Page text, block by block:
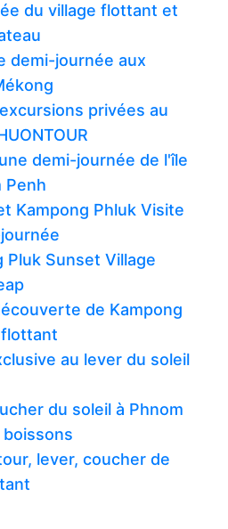
du village flottant et
demi-journée aux
privées au
demi-journée de l'île
Penh
Kampong Phluk Visite
Pluk Sunset Village
de Kampong
flottant
au lever du soleil
du soleil à Phnom
lever, coucher de